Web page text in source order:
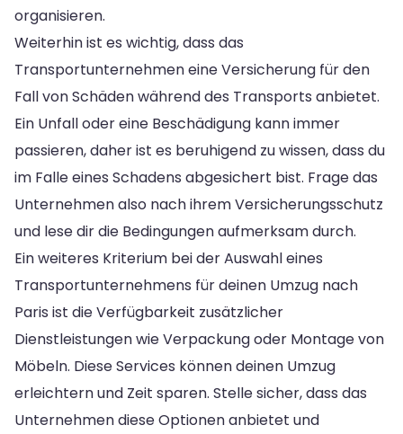
organisieren.
Weiterhin ist es wichtig, dass das
Transportunternehmen eine Versicherung für den
Fall von Schäden während des Transports anbietet.
Ein Unfall oder eine Beschädigung kann immer
passieren, daher ist es beruhigend zu wissen, dass du
im Falle eines Schadens abgesichert bist. Frage das
Unternehmen also nach ihrem Versicherungsschutz
und lese dir die Bedingungen aufmerksam durch.
Ein weiteres Kriterium bei der Auswahl eines
Transportunternehmens für deinen Umzug nach
Paris ist die Verfügbarkeit zusätzlicher
Dienstleistungen wie Verpackung oder Montage von
Möbeln. Diese Services können deinen Umzug
erleichtern und Zeit sparen. Stelle sicher, dass das
Unternehmen diese Optionen anbietet und